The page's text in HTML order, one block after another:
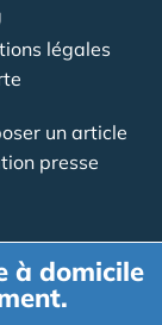
légales
un article
presse
à domicile